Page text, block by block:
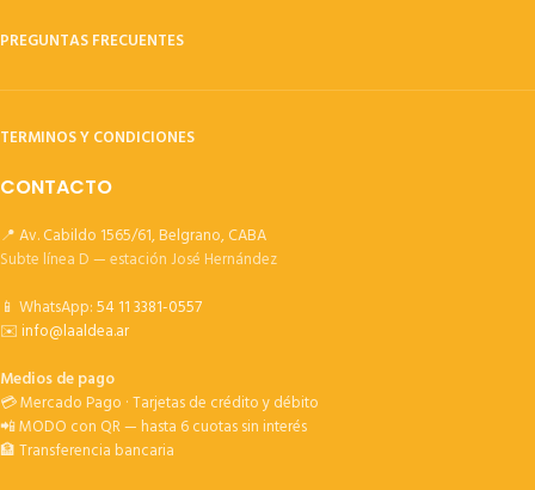
PREGUNTAS FRECUENTES
TERMINOS Y CONDICIONES
CONTACTO
📍 Av. Cabildo 1565/61, Belgrano, CABA
Subte línea D — estación José Hernández
📱 WhatsApp:54 11 3381-0557
✉️info@laaldea.ar
Medios de pago
💳 Mercado Pago · Tarjetas de crédito y débito
📲 MODO con QR — hasta 6 cuotas sin interés
🏦 Transferencia bancaria